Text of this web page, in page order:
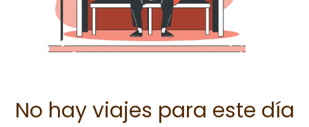
No hay viajes para este día